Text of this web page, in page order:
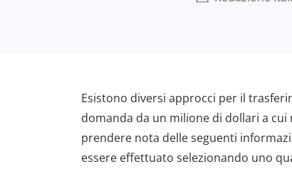
Esistono diversi approcci per il
domanda da un milione di dollari a
prendere nota delle seguenti
essere effettuato selezionando uno